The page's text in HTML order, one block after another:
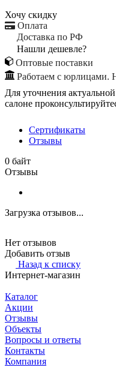
Хочу скидку
Оплата
Доставка по РФ
Нашли дешевле?
Оптовые поставки
Работаем с юрлицами.
Для уточнения
салоне
Сертификаты
Отзывы
0 байт
Отзывы
Загрузка отзывов...
Нет отзывов
Добавить отзыв
Назад к списку
Интернет-магазин
Каталог
Акции
Отзывы
Объекты
Вопросы и ответы
Контакты
Компания